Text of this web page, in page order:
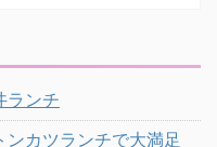
ランチ
カツランチで大満足